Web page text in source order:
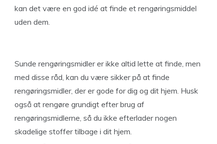
kan det være en god idé at finde et rengøringsmiddel
uden dem.
Sunde rengøringsmidler er ikke altid lette at finde, men
med disse råd, kan du være sikker på at finde
rengøringsmidler, der er gode for dig og dit hjem. Husk
også at rengøre grundigt efter brug af
rengøringsmidlerne, så du ikke efterlader nogen
skadelige stoffer tilbage i dit hjem.